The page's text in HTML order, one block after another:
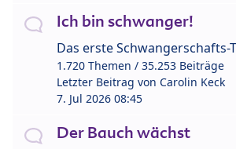
Ich bin schwanger!
Das erste Schwangerschafts-
1.720 Themen / 35.253 Beiträge
Letzter Beitrag von Carolin Keck
7. Jul 2026 08:45
Der Bauch wächst